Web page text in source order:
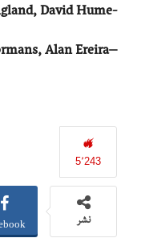
-History of England, David Hume
–
Alan Ereira
5٬243
نشر